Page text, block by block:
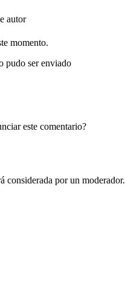
autor
momento.
pudo ser enviado
este comentario?
considerada por un moderador.